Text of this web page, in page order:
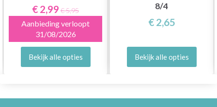
€ 2,99 € 5,95
Aanbieding verloopt
31/08/2026
Bekijk alle opties
8/4
€ 2,65
Bekijk alle opties